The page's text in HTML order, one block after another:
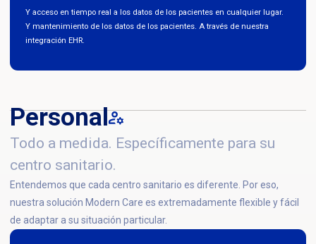
Y acceso en tiempo real a los datos de los pacientes en cualquier lugar.
Y mantenimiento de los datos de los pacientes. A través de nuestra
integración EHR.
Personal
Todo a medida. Específicamente para su
centro sanitario.
Entendemos que cada centro sanitario es diferente. Por eso,
nuestra solución Modern Care es extremadamente flexible y fácil
de adaptar a su situación particular.